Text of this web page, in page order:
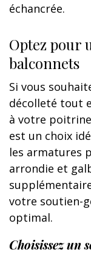
échancrée.
Optez pour
balconnets
Si vous
décolleté tout
à votre
est un choix
les armatures
arrondie et
votre soutien-
optimal.
Choisissez un